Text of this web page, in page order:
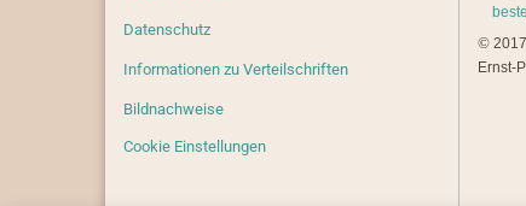
Datenschutz
Informationen zu Verteilschriften
Bildnachweise
Cookie Einstellungen
©
Ernst-